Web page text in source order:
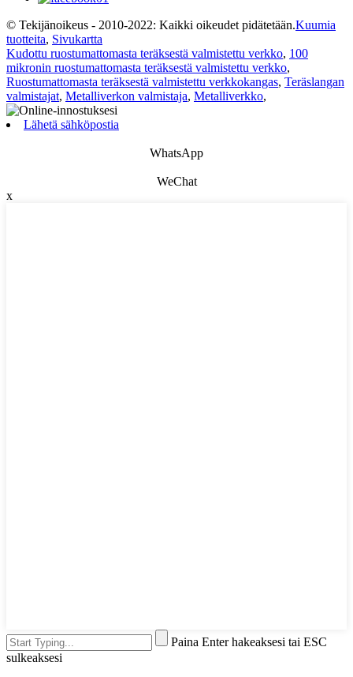
© Tekijänoikeus - 2010-2022: Kaikki oikeudet pidätetään.Kuumia
tuotteita, Sivukartta
Kudottu ruostumattomasta teräksestä valmistettu verkko, 100
mikronin ruostumattomasta teräksestä valmistettu verkko,
Ruostumattomasta teräksestä valmistettu verkkokangas, Teräslangan
valmistajat, Metalliverkon valmistaja, Metalliverkko,
Lähetä sähköpostia
WhatsApp
WeChat
x
Paina Enter hakeaksesi tai ESC
sulkeaksesi